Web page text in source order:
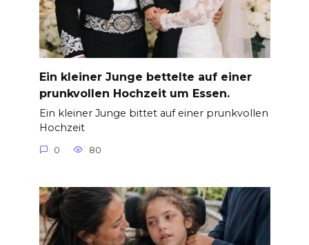
Ein kleiner Junge bettelte auf einer
prunkvollen Hochzeit um Essen.
Ein kleiner Junge bittet auf einer prunkvollen
Hochzeit
0 80